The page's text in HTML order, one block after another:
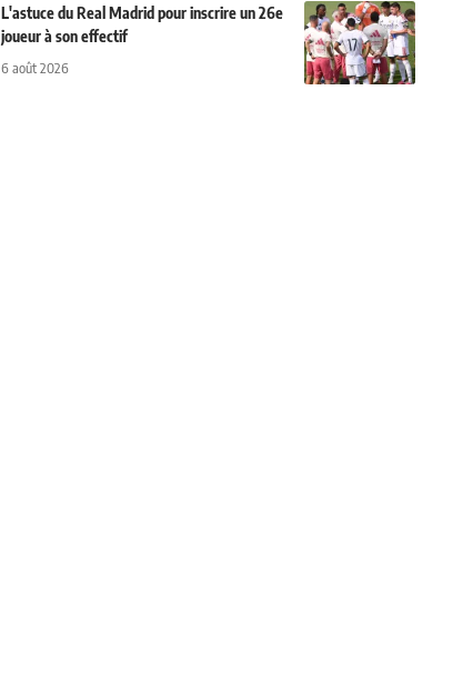
L'astuce du Real Madrid pour inscrire un 26e
joueur à son effectif
6 août 2026